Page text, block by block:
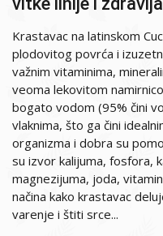
Krastavac na latinskom
plodovitog povrća i
važnim vitaminima,
veoma lekovitom
bogato vodom (95% čini
vlaknima, što ga čini
organizma i dobra su
su izvor kalijuma, fosfora,
magnezijuma, joda,
načina kako krastavac
varenje i štiti srce...